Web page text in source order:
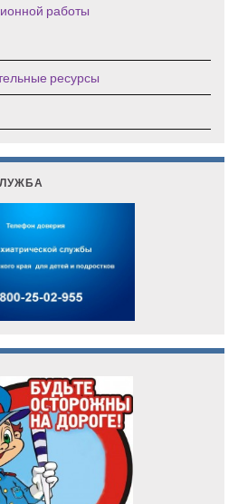
работы
ресурсы